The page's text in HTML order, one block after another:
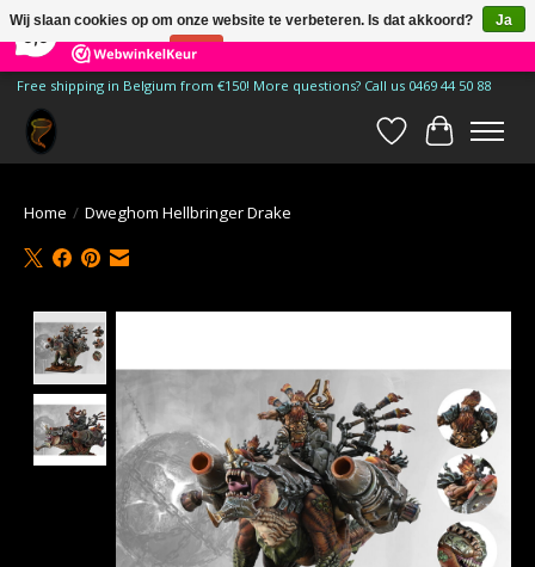
185 Reviews ×
Free shipping in Belgium from €150! More questions? Call us 0469 44 50 88
Verlanglijst
Home / Dweghom Hellbringer Drake
Wij slaan cookies op om onze website te verbeteren. Is dat akkoord?
Ja
Nee